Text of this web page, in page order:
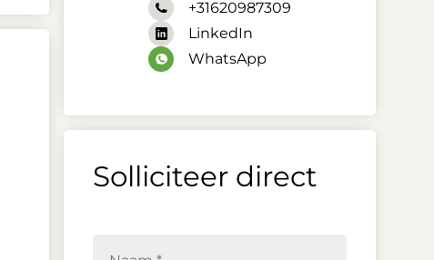
+31620987309
LinkedIn
WhatsApp
Solliciteer direct